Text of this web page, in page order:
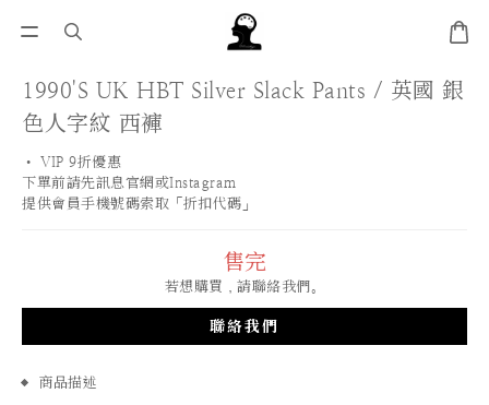
1990'S UK HBT Silver Slack Pants / 英國 銀
色人字紋 西褲
• VIP 9折優惠
下單前請先訊息官網或Instagram
提供會員手機號碼索取「折扣代碼」
售完
若想購買，請聯絡我們。
聯絡我們
商品描述